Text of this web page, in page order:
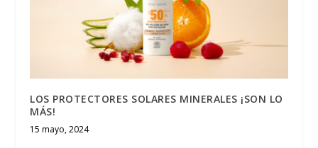
LOS PROTECTORES SOLARES MINERALES ¡SON LO
MÁS!
15 mayo, 2024